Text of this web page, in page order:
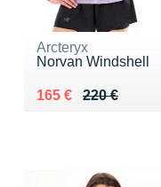
Arcteryx
Norvan Windshell
220 €
Au lieu de 220 €
165 €
Vendu 165 €